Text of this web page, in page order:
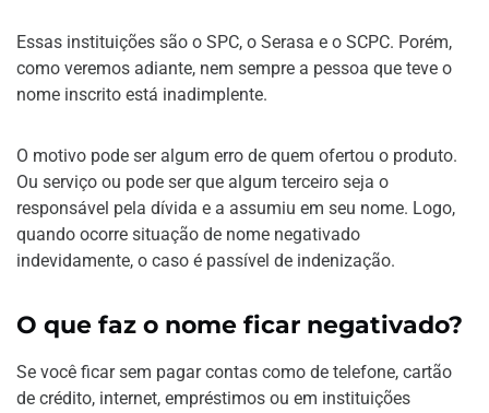
Essas instituições são o SPC, o Serasa e o SCPC. Porém,
como veremos adiante, nem sempre a pessoa que teve o
nome inscrito está inadimplente.
O motivo pode ser algum erro de quem ofertou o produto.
Ou serviço ou pode ser que algum terceiro seja o
responsável pela dívida e a assumiu em seu nome. Logo,
quando ocorre situação de nome negativado
indevidamente, o caso é passível de indenização.
O que faz o nome ficar negativado?
Se você ficar sem pagar contas como de telefone, cartão
de crédito, internet, empréstimos ou em instituições